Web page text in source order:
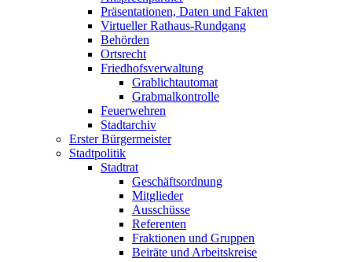
Präsentationen, Daten und Fakten
Virtueller Rathaus-Rundgang
Behörden
Ortsrecht
Friedhofsverwaltung
Grablichtautomat
Grabmalkontrolle
Feuerwehren
Stadtarchiv
Erster Bürgermeister
Stadtpolitik
Stadtrat
Geschäftsordnung
Mitglieder
Ausschüsse
Referenten
Fraktionen und Gruppen
Beiräte und Arbeitskreise